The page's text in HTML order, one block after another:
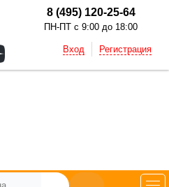
8 (495) 120-25-64
ПН-ПТ с 9:00 до 18:00
Вход Регистрация